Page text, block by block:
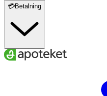
💳Betalning